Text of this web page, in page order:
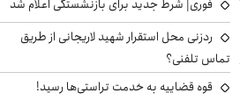
فوری| شرط جدید برای بازنشستگی اعلام شد
ردزنی محل استقرار شهید لاریجانی از طریق
تماس تلفنی؟
قوه قضاییه به خدمت تراستی‌ها رسید!